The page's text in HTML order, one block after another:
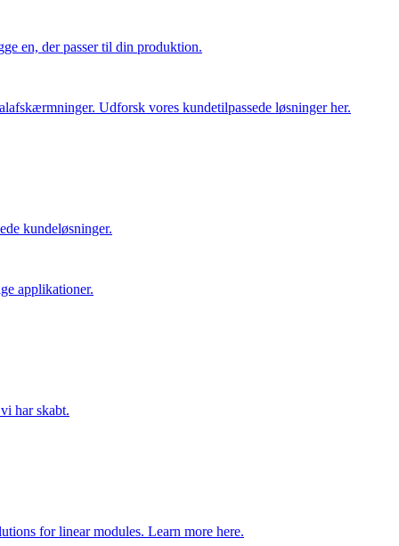
en, der passer til din produktion.
Udforsk vores kundetilpassede løsninger her.
kundeløsninger.
applikationer.
har skabt.
for linear modules. Learn more here.